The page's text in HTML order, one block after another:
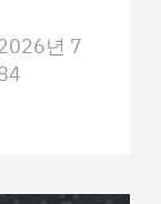
년 7